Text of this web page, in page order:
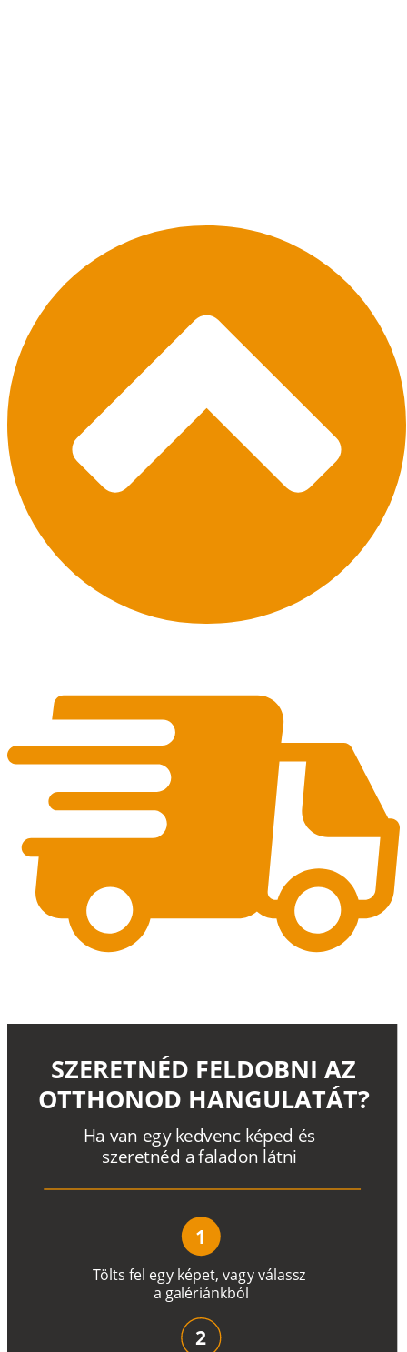
Tölts fel egy képet, vagyválassz
a galériánkból
Ha van egy kedvenc képed és
szeretnéd a faladon látni
SZERETNÉD FELDOBNI AZ
OTTHONOD HANGULATÁT?
1
2